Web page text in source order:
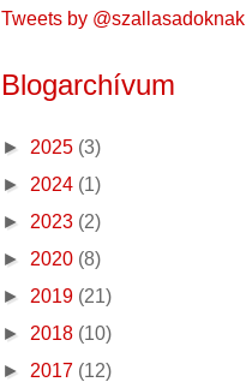
Tweets by @szallasadoknak
Blogarchívum
► 2025 (3)
► 2024 (1)
► 2023 (2)
► 2020 (8)
► 2019 (21)
► 2018 (10)
► 2017 (12)